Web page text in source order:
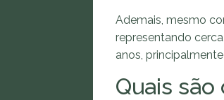
Ademais, mesmo
representando
anos,
Quais